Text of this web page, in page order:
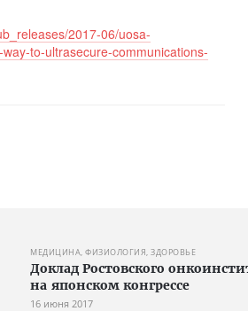
2017-06/uosa-
to-ultrasecure-communications-
МЕДИЦИНА, ФИЗИОЛОГИЯ, ЗДОРОВЬЕ
Доклад Ростовского
на японском конгрессе
16 июня 2017